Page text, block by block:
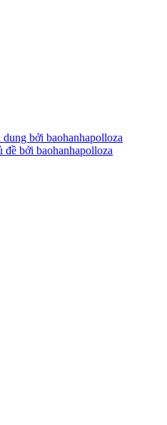
bởi baohanhapolloza
đề bởi baohanhapolloza